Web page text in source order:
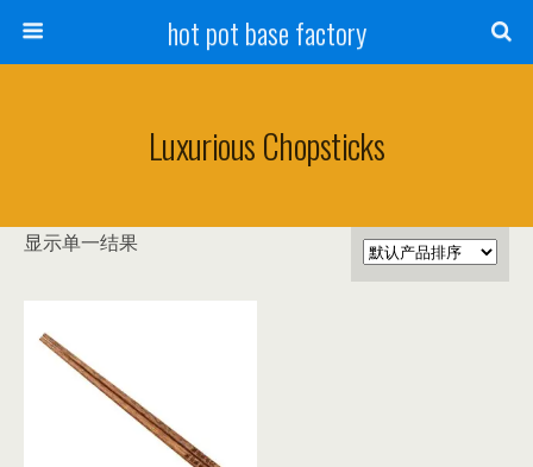
hot pot base factory
Luxurious Chopsticks
显示单一结果